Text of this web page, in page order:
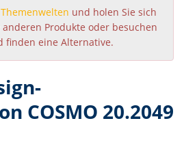
Themenwelten und holen Sie sich
Produkte oder besuchen
finden eine Alternative.
COSMO 20.2049